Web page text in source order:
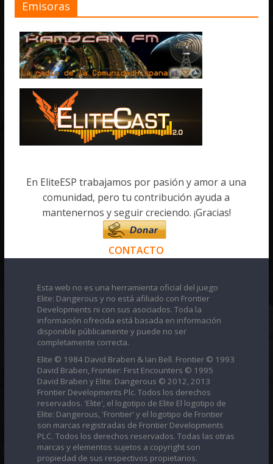
Emisoras
En EliteESP trabajamos por pasión y amor a una
comunidad, pero tu contribución ayuda a
mantenernos y seguir creciendo. ¡Gracias!
CONTACTO
Esta web no es una herramienta oficial del juego
Elite: Dangerous y no está afiliado con Frontier
Developments ni con sus asociados. Toda la
información ofrecida está basada en información
disponible públicamente y puede no ser
completamente correcta.
Elite © 1984 David Braben & Ian Bell. Frontier © 1993
David Braben, Frontier: First Encounters © 1995
David Braben y Elite: Dangerous © 2012, 2013
Frontier Developments Plc. Todos los derechos
reservados. 'Elite', el logotipo de Elite El logotipo de
Elite: Dangerous, 'Frontier' y el logotipo de Frontier
son marcas registradas de Frontier Developments
PLC. Todos los derechos reservados. Todas las otras
marcas y elementos sujetos a copyright son
propiedad de sus respectivos propietarios.